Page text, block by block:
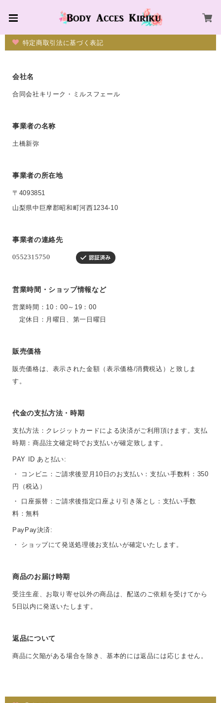
特定商取引法に基づく表記
会社名
合同会社キリーク・ミルスフェール
事業者の名称
土橋新弥
事業者の所在地
〒4093851
山梨県中巨摩郡昭和町河西1234-10
事業者の連絡先
営業時間・ショップ情報など
営業時間：10：00～19：00
定休日：月曜日、第一日曜日
販売価格
販売価格は、表示された金額（表示価格/消費税込）と致しま
す。
代金の支払方法・時期
支払方法：クレジットカードによる決済がご利用頂けます。支払
時期：商品注文確定時でお支払いが確定致します。
PAY ID あと払い:
・ コンビニ：ご請求後翌月10日のお支払い：支払い手数料：350
円（税込）
・ 口座振替：ご請求後指定口座より引き落とし：支払い手数
料：無料
PayPay決済:
・ ショップにて発送処理後お支払いが確定いたします。
商品のお届け時期
受注生産、お取り寄せ以外の商品は、配送のご依頼を受けてから
5日以内に発送いたします。
返品について
商品に欠陥がある場合を除き、基本的には返品には応じません。